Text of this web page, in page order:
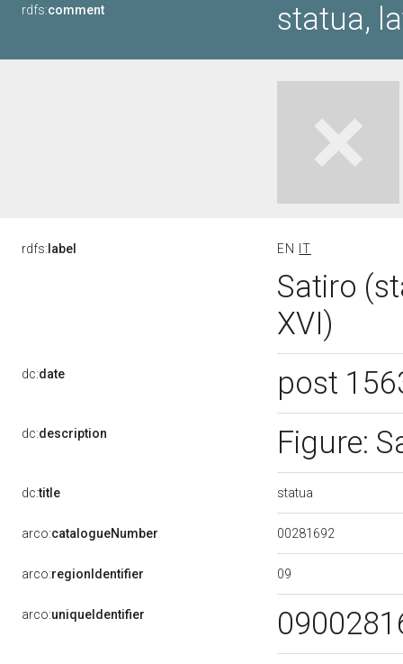
rdfs:comment statua,
rdfs: label EN IT
Satiro
XVI)
dc:date post
dc:description Figure:
dc:title statua
arco:catalogueNumber 00281692
arco:regionIdentifier 09
arco:uniqueIdentifier